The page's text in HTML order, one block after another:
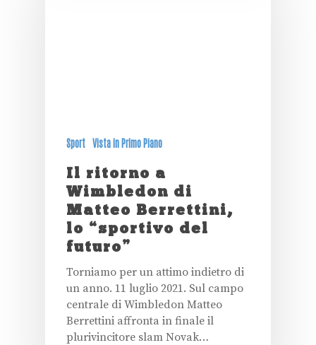
Sport Vista in Primo Piano
Il ritorno a
Wimbledon di
Matteo Berrettini,
lo “sportivo del
futuro”
Torniamo per un attimo indietro di
un anno. 11 luglio 2021. Sul campo
centrale di Wimbledon Matteo
Berrettini affronta in finale il
plurivincitore slam Novak…